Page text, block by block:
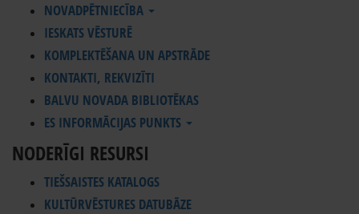
NOVADPĒTNIECĪBA
IESKATS VĒSTURĒ
KOMPLEKTĒŠANA UN APSTRĀDE
KONTAKTI, REKVIZĪTI
BALVU NOVADA BIBLIOTĒKAS
ES INFORMĀCIJAS PUNKTS
NODERĪGI RESURSI
TIEŠSAISTES KATALOGS
KULTŪRVĒSTURES DATUBĀZE